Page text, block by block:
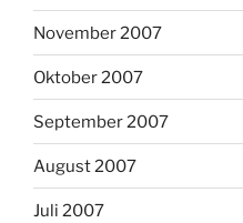
November 2007
Oktober 2007
September 2007
August 2007
Juli 2007